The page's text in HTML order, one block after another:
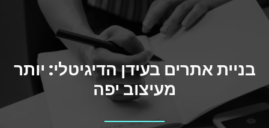
בניית אתרים בעידן הדיגיטלי: יותר
מעיצוב יפה